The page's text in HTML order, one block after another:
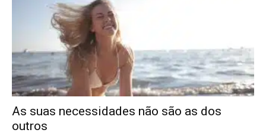
As suas necessidades não são as dos
outros